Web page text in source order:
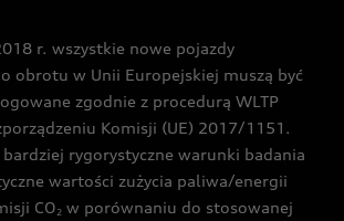
r. wszystkie nowe pojazdy
obrotu w Unii Europejskiej muszą być
zgodnie z procedurą WLTP
Komisji (UE) 2017/1151.
bardziej rygorystyczne warunki badania
wartości zużycia paliwa/energii
CO2 w porównaniu do stosowanej